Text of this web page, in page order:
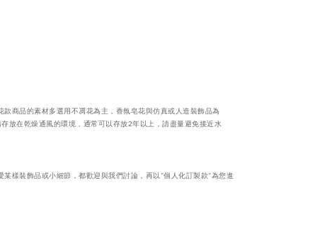
商品的素材多選用不凋花為主，香氛皂花與仿真或人造裝飾品為
放在乾燥通風的環境，通常可以存放2年以上，請盡量避免接近水
樣裝飾品或小細節，都歡迎與我們討論，再以“個人化訂製款”為您進